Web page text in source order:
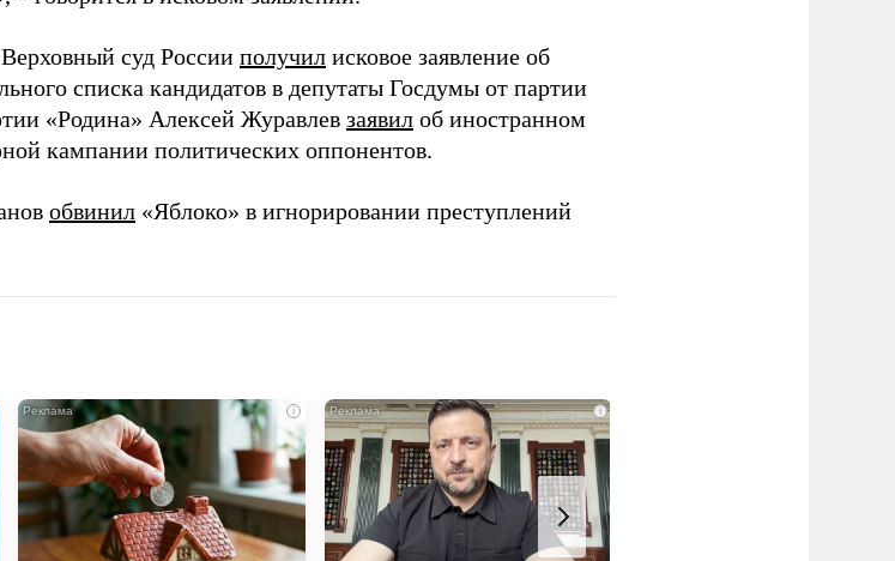
суд России получил исковое заявление об
списка кандидатов в депутаты Госдумы от партии
«Родина» Алексей Журавлев заявил об иностранном
кампании политических оппонентов.
обвинил «Яблоко» в игнорировании преступлений
i i